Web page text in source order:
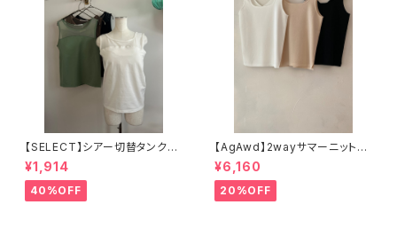
【SELECT】シアー切替タンクト
ップ 25-0600
¥1,914
40%OFF
【AgAwd】2wayサマーニットタ
ンクトップ
¥6,160
20%OFF